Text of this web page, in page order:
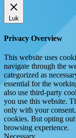
Luk
Privacy Overview
This website uses
navigate through the
categorized as
essential for the
also use third-party
you use this website.
only with your
cookies. But opting
browsing experience.
Necessary